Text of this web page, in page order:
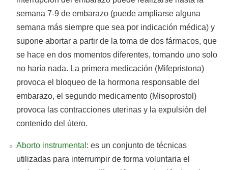
semana 7-9 de embarazo (puede ampliarse alguna
semana más siempre que sea por indicación médica) y
supone abortar a partir de la toma de dos fármacos, que
se hace en dos momentos diferentes, tomando uno solo
no haría nada. La primera medicación (Mifepristona)
provoca el bloqueo de la hormona responsable del
embarazo, el segundo medicamento (Misoprostol)
provoca las contracciones uterinas y la expulsión del
contenido del útero.
Aborto instrumental : es un conjunto de técnicas
utilizadas para interrumpir de forma voluntaria el